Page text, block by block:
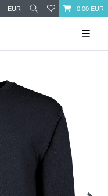
EUR 0,00 EUR
☰